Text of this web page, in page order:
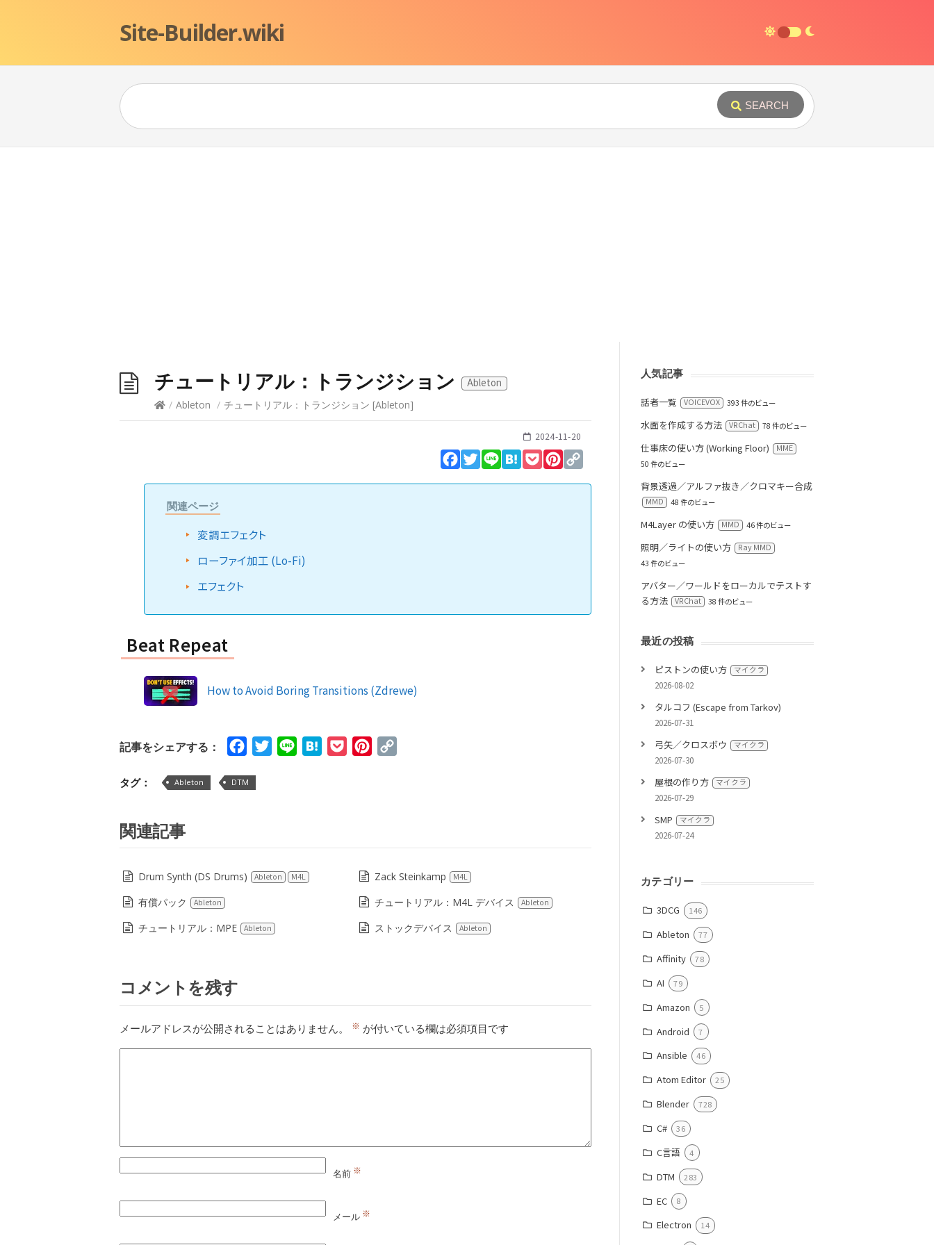
Site-Builder.wiki
SEARCH
チュートリアル：トランジション
Ableton
/ Ableton / チュートリアル：トランジション [Ableton]
2024-11-20
Facebook
Twitter
Line HatenaPocketPinterest
関連ページ
変調エフェクト
ローファイ加工 (Lo-Fi)
エフェクト
Beat Repeat
How to Avoid Boring Transitions (Zdrewe)
記事をシェアする： FacebookTwitterLine HatenaPocketPinterest
タグ： Ableton DTM
関連記事
Drum Synth (DS Drums) Ableton M4L Zack Steinkamp M4L
有償パック Ableton チュートリアル：M4L デバイス Ableton
チュートリアル：MPE Ableton ストックデバイス Ableton
コメントを残す
メールアドレスが公開されることはありません。 ※ が付いている欄は必須項目です
名前 ※
メール ※
人気記事
話者一覧 VOICEVOX 393 件のビュー
水面を作成する方法 VRChat 78 件のビュー
仕事床の使い方 (Working Floor)
MME
50 件のビュー
背景透過／アルファ抜き／クロマキー合成
MMD 48 件のビュー
M4Layer の使い方 MMD 46 件のビュー
照明／ライトの使い方
Ray MMD
43 件のビュー
アバター／ワールドをローカルでテストす
る方法
VRChat 38 件のビュー
最近の投稿
ピストンの使い方 マイクラ
2026-08-02
タルコフ (Escape from Tarkov)
2026-07-31
弓矢／クロスボウ マイクラ
2026-07-30
屋根の作り方 マイクラ
2026-07-29
SMP マイクラ
2026-07-24
カテゴリー
3DCG 146
Ableton 77
Affinity 78
AI 79
Amazon 5
Android 7
Ansible 46
Atom Editor 25
Blender 728
C# 36
C言語 4
DTM 283
EC 8
Electron 14